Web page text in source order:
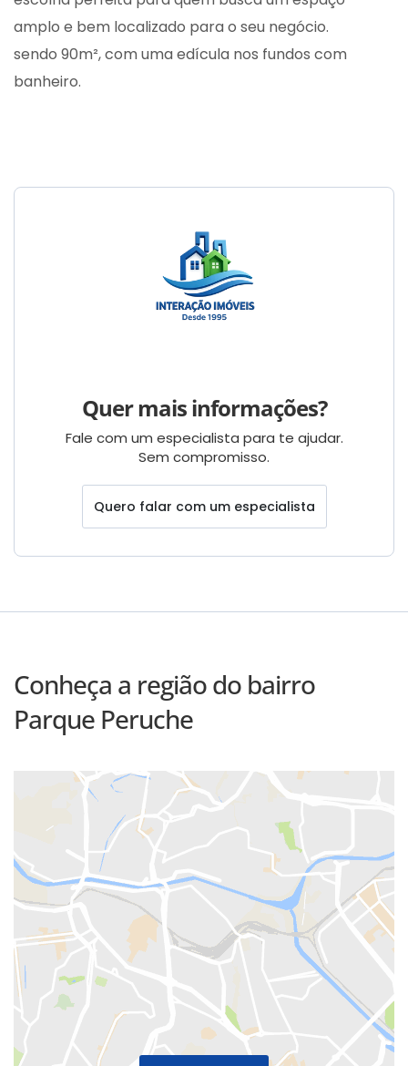
amplo e bem localizado para o seu negócio.
sendo 90m², com uma edícula nos fundos com
banheiro.
Quer mais informações?
Fale com um especialista para te ajudar.
Sem compromisso.
Quero falar com um especialista
Conheça a região do bairro
Parque Peruche